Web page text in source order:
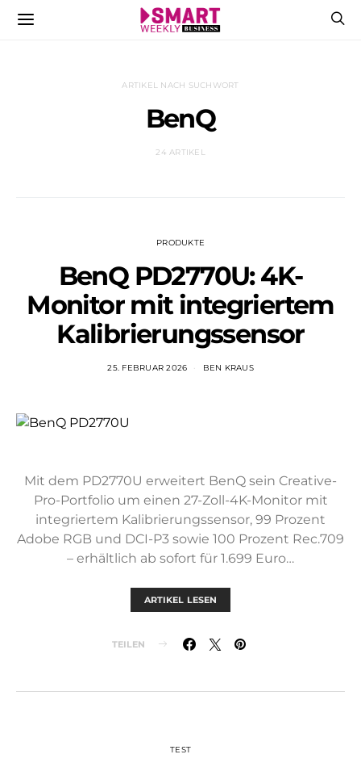
ARTIKEL NACH SUCHWORT
BenQ
24 ARTIKEL
PRODUKTE
BenQ PD2770U: 4K-
Monitor mit integriertem
Kalibrierungssensor
25. FEBRUAR 2026 BEN KRAUS
Mit dem PD2770U erweitert BenQ sein Creative-
Pro-Portfolio um einen 27-Zoll-4K-Monitor mit
integriertem Kalibrierungssensor, 99 Prozent
Adobe RGB und DCI-P3 sowie 100 Prozent Rec.709
– erhältlich ab sofort für 1.699 Euro…
ARTIKEL LESEN
TEILEN
TEST